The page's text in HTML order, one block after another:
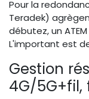
Pour la
Teradek)
débutez, un
L'important est
Gestion
4G/